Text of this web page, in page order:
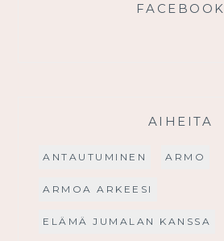
FACEBOOK
AIHEITA
ANTAUTUMINEN ARMO
ARMOA ARKEESI
ELÄMÄ JUMALAN KANSSA